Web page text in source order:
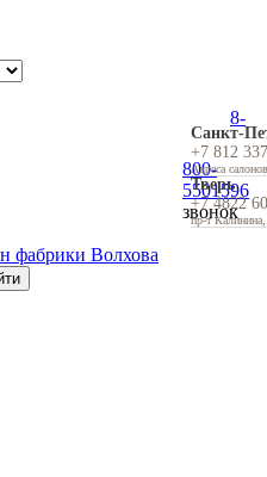
Санкт-
+7 812
Адреса
Тверь
+7 4822
пр-т
8-
800-
5501596
звонок